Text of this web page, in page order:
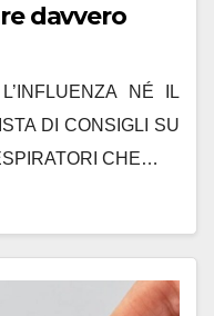
davvero
NÉ IL
DI CONSIGLI SU
CHE…